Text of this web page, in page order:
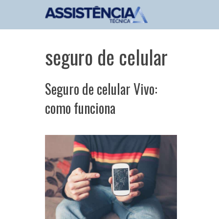
seguro de celular
Seguro de celular Vivo:
como funciona